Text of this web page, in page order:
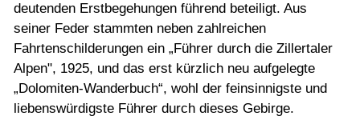
deutenden Erstbegehungen führend beteiligt. Aus
seiner Feder stamm­ten neben zahlreichen
Fahrtenschilderungen ein „Führer durch die Zil­lertaler
Alpen", 1925, und das erst kürzlich neu aufgelegte
„Dolomi­ten-Wanderbuch“, wohl der feinsinnigste und
liebenswürdigste Führer durch dieses Gebirge.